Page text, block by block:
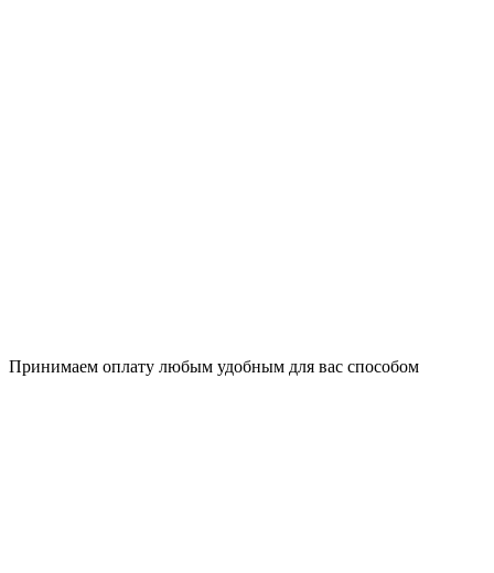
Принимаем оплату любым удобным для вас способом